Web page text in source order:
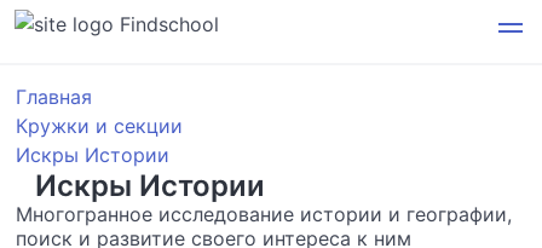
Findschool
Главная
Кружки и секции
Искры Истории
Искры Истории
Многогранное исследование истории и географии,
поиск и развитие своего интереса к ним